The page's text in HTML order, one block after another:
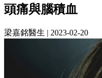
頭痛與腦積血
梁嘉銘醫生 | 2023-02-20